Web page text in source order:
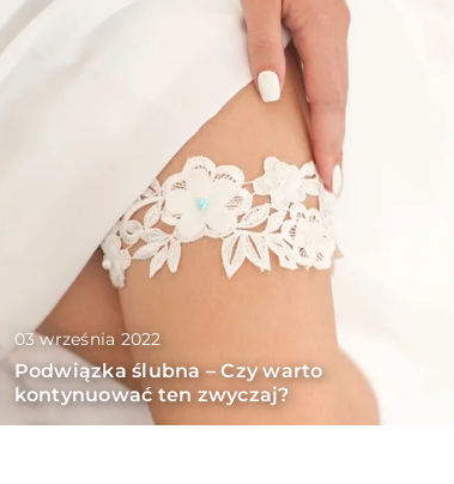
03 września 2022
Podwiązka ślubna – Czy warto
kontynuować ten zwyczaj?